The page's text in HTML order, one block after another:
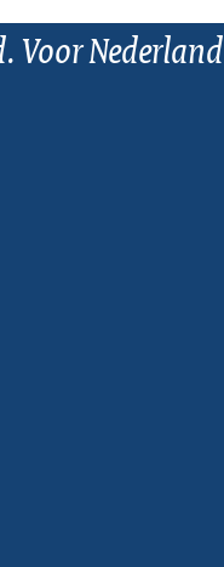
Voor Nederland